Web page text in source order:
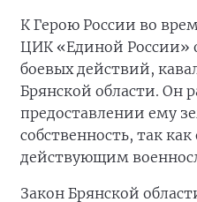
К Герою России во
ЦИК «Единой России»
боевых действий,
Брянской области. Он
предоставлении ему
собственность, так
действующим
Закон Брянской